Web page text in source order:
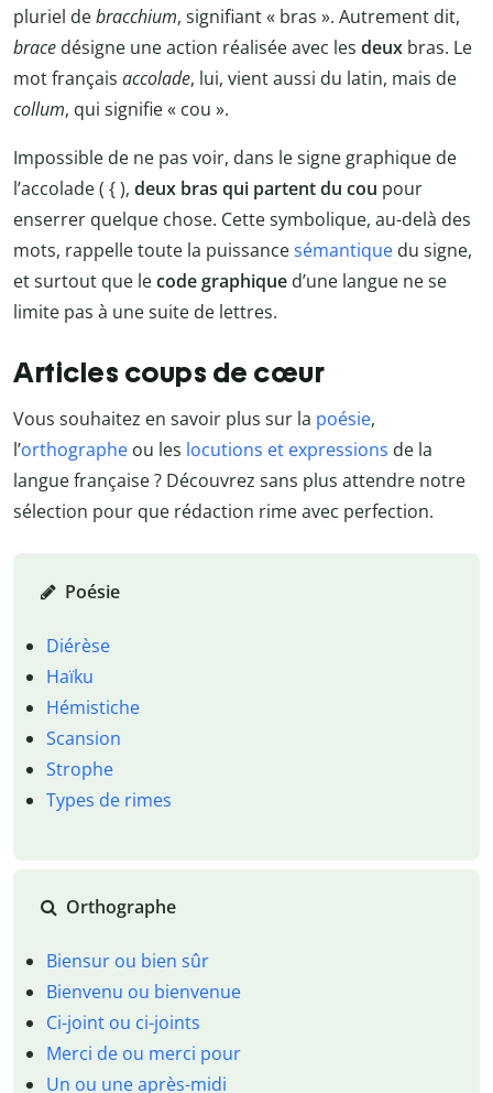
pluriel debracchium, signifiant « bras ». Autrement dit,
brace désigne une action réalisée avec les deux bras. Le
mot français accolade, lui, vient aussi du latin, mais de
collum, qui signifie « cou ».
Impossible de ne pas voir, dans le signe graphique de
l’accolade ( { ), deux bras qui partent du cou pour
enserrer quelque chose. Cette symbolique, au-delà des
mots, rappelle toute la puissancesémantique du signe,
et surtout que lecode graphique d’une langue ne se
limite pas à une suite de lettres.
Articles coups de cœur
Vous souhaitez en savoir plus sur la poésie,
l’orthographe ou les locutions et expressions de la
langue française ? Découvrez sans plus attendre notre
sélection pour que rédaction rime avec perfection.
Poésie
Diérèse
Haïku
Hémistiche
Scansion
Strophe
Types de rimes
Orthographe
Biensur ou bien sûr
Bienvenu ou bienvenue
Ci-joint ou ci-joints
Merci de ou merci pour
Un ou une après-midi